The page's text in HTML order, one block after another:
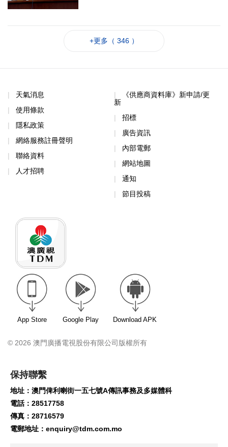
+更多（ 346 ）
天氣消息
使用條款
隱私政策
網絡服務註冊聲明
聯絡資料
人才招聘
《供應商資料庫》新申請/更
新
招標
廣告資訊
內部電郵
網站地圖
通知
節目投稿
App Store Google Play Download APK
© 2026 澳門廣播電視股份有限公司版權所有
保持聯繫
地址：澳門俾利喇街一五七號A傳訊事務及多媒體科
電話：28517758
傳真：28716579
電郵地址： enquiry@tdm.com.mo